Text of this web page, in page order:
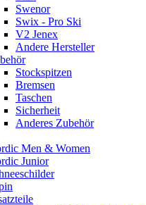
Swenor
Swix - Pro Ski
V2 Jenex
Andere Hersteller
Stockspitzen
Bremsen
Taschen
Sicherheit
Anderes Zubehör
Men & Women
Junior